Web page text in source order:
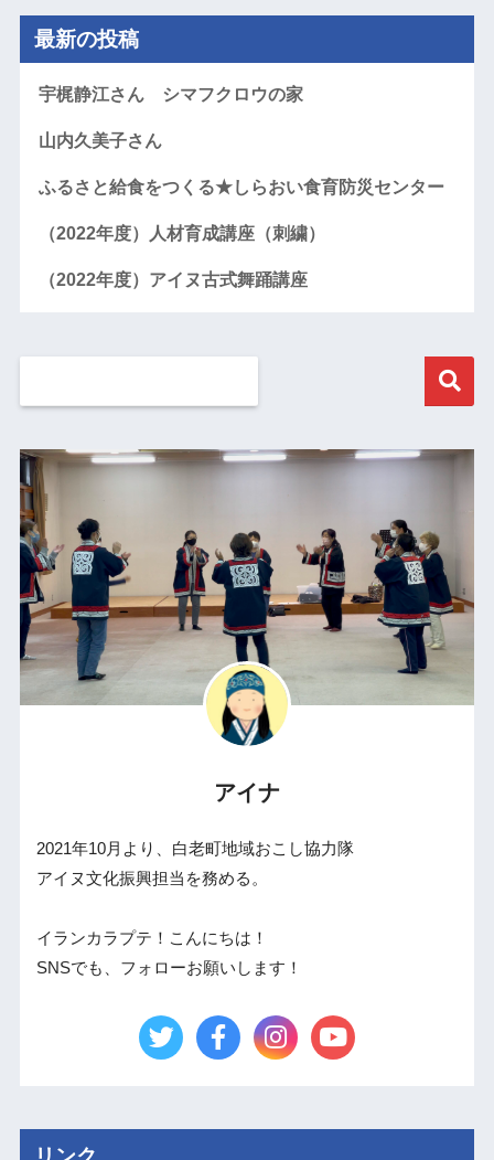
最新の投稿
宇梶静江さん シマフクロウの家
山内久美子さん
ふるさと給食をつくる★しらおい食育防災センター
（2022年度）人材育成講座（刺繍）
（2022年度）アイヌ古式舞踊講座
アイナ
2021年10月より、白老町地域おこし協力隊
アイヌ文化振興担当を務める。
イランカラプテ！こんにちは！
SNSでも、フォローお願いします！